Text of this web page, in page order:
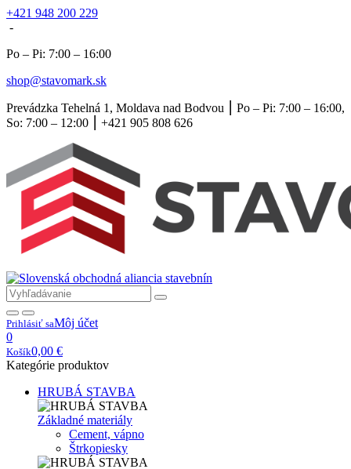
+421 948 200 229
-
Po – Pi: 7:00 – 16:00
shop@stavomark.sk
Prevádzka Tehelná 1, Moldava nad Bodvou ⎮ Po – Pi: 7:00 – 16:00,
So: 7:00 – 12:00 ⎮ +421 905 808 626
Prihlásiť saMôj účet
0
Košík0,00 €
Kategórie produktov
HRUBÁ STAVBA
Základné materiály
Cement, vápno
Štrkopiesky